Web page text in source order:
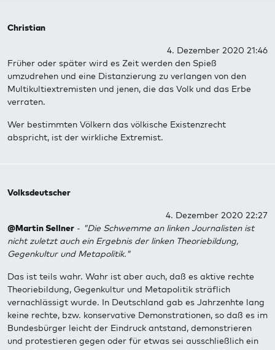
Christian
4. Dezember 2020 21:46
Früher oder später wird es Zeit werden den Spieß
umzudrehen und eine Distanzierung zu verlangen von den
Multikultiextremisten und jenen, die das Volk und das Erbe
verraten.
Wer bestimmten Völkern das völkische Existenzrecht
abspricht, ist der wirkliche Extremist.
Volksdeutscher
4. Dezember 2020 22:27
@Martin Sellner - "Die Schwemme an linken Journalisten ist
nicht zuletzt auch ein Ergebnis der linken Theoriebildung,
Gegenkultur und Metapolitik."
Das ist teils wahr. Wahr ist aber auch, daß es aktive rechte
Theoriebildung, Gegenkultur und Metapolitik sträflich
vernachlässigt wurde. In Deutschland gab es Jahrzenhte lang
keine rechte, bzw. konservative Demonstrationen, so daß es im
Bundesbürger leicht der Eindruck antstand, demonstrieren
und protestieren gegen oder für etwas sei ausschließlich ein